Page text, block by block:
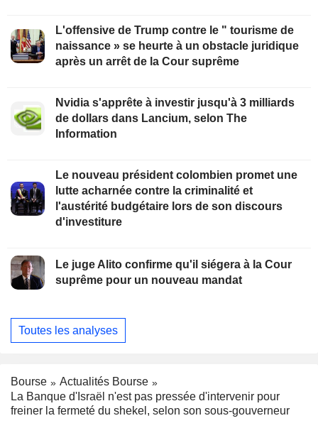
L'offensive de Trump contre le " tourisme de
naissance » se heurte à un obstacle juridique
après un arrêt de la Cour suprême
Nvidia s'apprête à investir jusqu'à 3 milliards
de dollars dans Lancium, selon The
Information
Le nouveau président colombien promet une
lutte acharnée contre la criminalité et
l'austérité budgétaire lors de son discours
d'investiture
Le juge Alito confirme qu'il siégera à la Cour
suprême pour un nouveau mandat
Toutes les analyses
Bourse
Actualités Bourse
La Banque d'Israël n'est pas pressée d'intervenir pour
freiner la fermeté du shekel, selon son sous-gouverneur